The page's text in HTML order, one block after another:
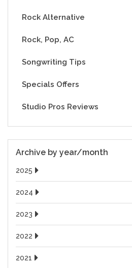
Rock Alternative
Rock, Pop, AC
Songwriting Tips
Specials Offers
Studio Pros Reviews
Archive by year/month
2025
2024
2023
2022
2021